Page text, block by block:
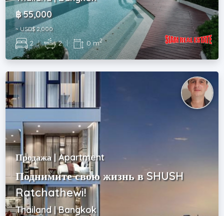
฿ 55,000
~ USD$ 2,000
2 | 2 | 0 m2
Продажа | Apartment
Поднимите свою жизнь в SHUSH
Ratchathewi!
Thailand | Bangkok